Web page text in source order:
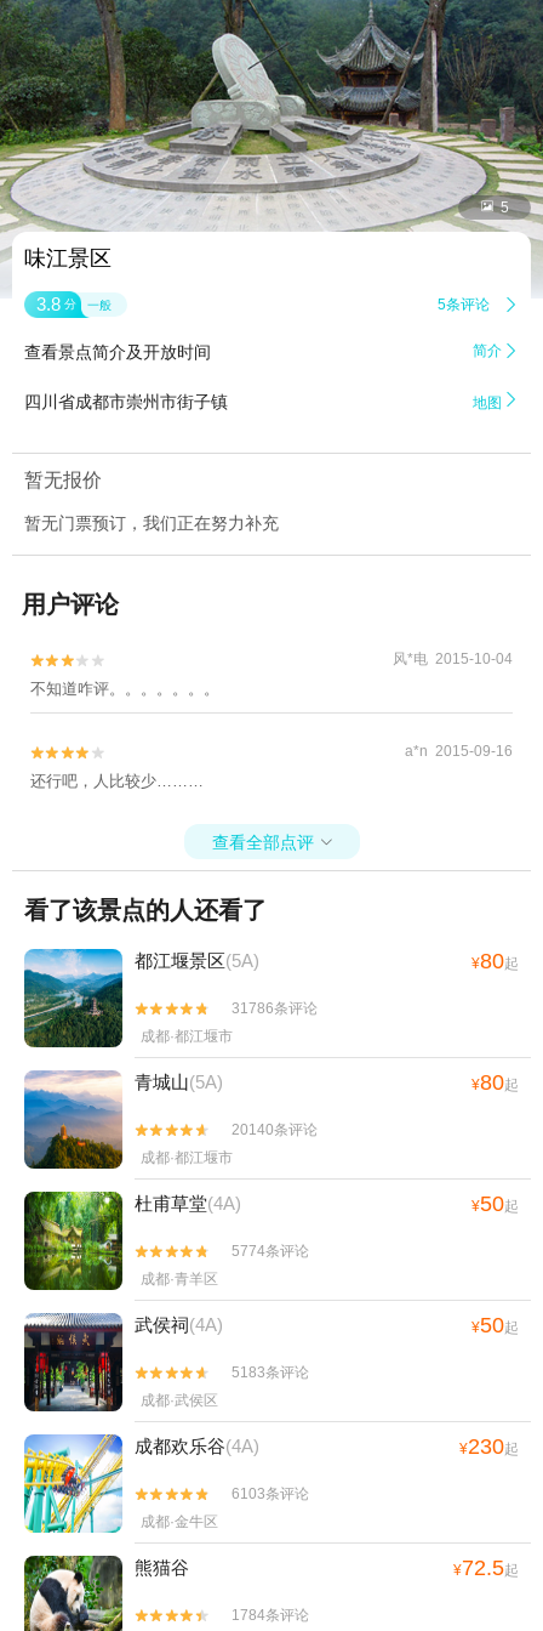
 5
味江景区
3.8 分 一般 5条评论 
查看景点简介及开放时间 简介 
四川省成都市崇州市街子镇 地图 
暂无报价
暂无门票预订，我们正在努力补充
用户评论

 风*电 2015-10-04
不知道咋评。。。。。。。

 a*n 2015-09-16
还行吧，人比较少………
查看全部点评 
看了该景点的人还看了
都江堰景区(5A) ¥80起


31786条评论
成都·都江堰市
青城山(5A) ¥80起


20140条评论
成都·都江堰市
杜甫草堂(4A) ¥50起


5774条评论
成都·青羊区
武侯祠(4A) ¥50起


5183条评论
成都·武侯区
成都欢乐谷(4A) ¥230起


6103条评论
成都·金牛区
熊猫谷 ¥72.5起

 1784条评论
